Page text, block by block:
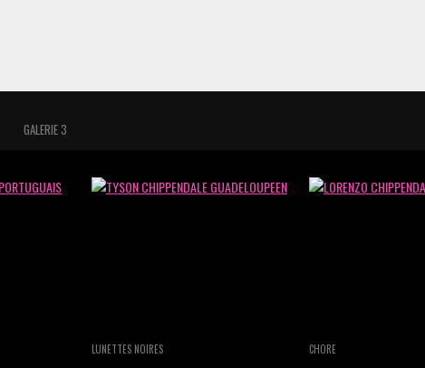
GALERIE 3
LUNETTES NOIRES CHORE